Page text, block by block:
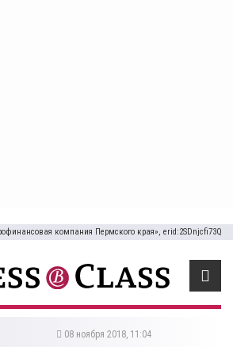
компания Пермского края», erid:2SDnjcfi73Q
08 ноября 2018, 11:04